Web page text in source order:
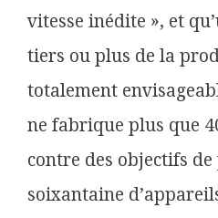
vitesse inédite », et
tiers ou plus de la
totalement
ne fabrique plus que
contre des objectifs de
soixantaine